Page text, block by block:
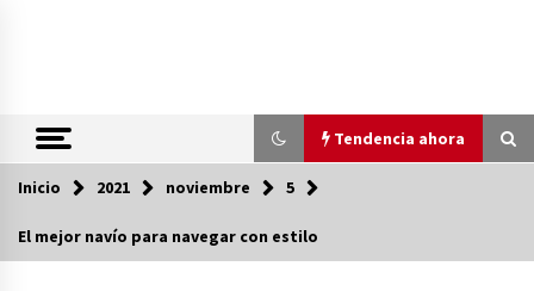
Tendencia ahora
Tendencia ahora
Inicio 2021 noviembre 5
El mejor navío para navegar con estilo